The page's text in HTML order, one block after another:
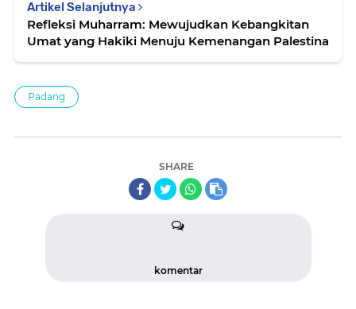
Artikel Selanjutnya
Refleksi Muharram: Mewujudkan Kebangkitan
Umat yang Hakiki Menuju Kemenangan Palestina
Padang
SHARE
komentar